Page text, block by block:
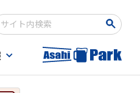
キーワード入力